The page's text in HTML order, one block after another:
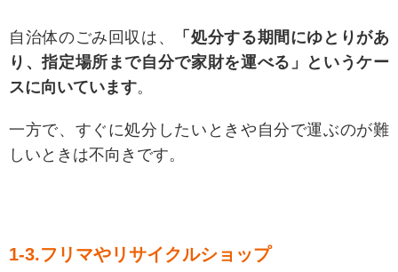
自治体のごみ回収は、
「処分する期間にゆとりがあ
り、指定場所まで自分で家財を運べる」というケー
スに向いています。
一方で、すぐに処分したいときや自分で運ぶのが難
しいときは不向きです。
1-3.フリマやリサイクルショップ